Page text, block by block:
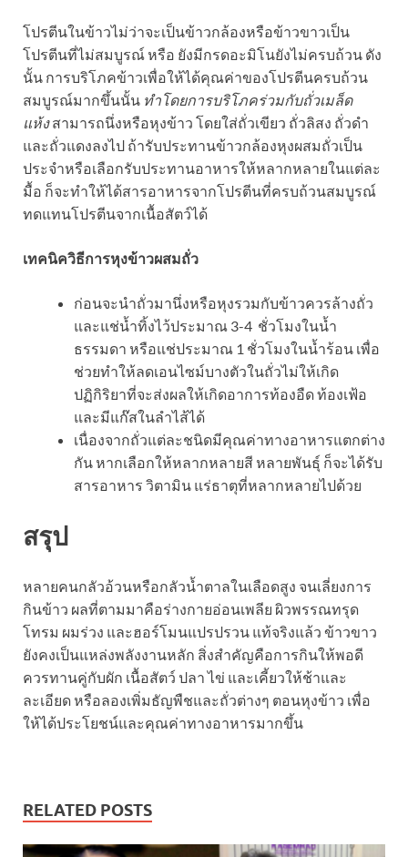
โปรตีนในข้าวไม่ว่าจะเป็นข้าวกล้องหรือข้าวขาวเป็น
โปรตีนที่ไม่สมบูรณ์ หรือ ยังมีกรดอะมิโนยังไม่ครบถ้วน ดัง
นั้น การบริโภคข้าวเพื่อให้ได้คุณค่าของโปรตีนครบถ้วน
สมบูรณ์มากขึ้นนั้น ทำโดยการบริโภคร่วมกับถั่วเมล็ด
แห้งสามารถนึ่งหรือหุงข้าว โดยใส่ถั่วเขียว ถั่วลิสง ถั่วดำ
และถั่วแดงลงไป ถ้ารับประทานข้าวกล้องหุงผสมถั่วเป็น
ประจำหรือเลือกรับประทานอาหารให้หลากหลายในแต่ละ
มื้อ ก็จะทำให้ได้สารอาหารจากโปรตีนที่ครบถ้วนสมบูรณ์
ทดแทนโปรตีนจากเนื้อสัตว์ได้
เทคนิควิธีการหุงข้าวผสมถั่ว
ก่อนจะนำถั่วมานึ่งหรือหุงรวมกับข้าวควรล้างถั่ว
และแช่น้ำทิ้งไว้ประมาณ 3-4 ชั่วโมงในน้ำ
ธรรมดา หรือแช่ประมาณ 1 ชั่วโมงในน้ำร้อน เพื่อ
ช่วยทำให้ลดเอนไซม์บางตัวในถั่วไม่ให้เกิด
ปฏิกิริยาที่จะส่งผลให้เกิดอาการท้องอืด ท้องเฟ้อ
และมีแก๊สในลำไส้ได้
เนื่องจากถั่วแต่ละชนิดมีคุณค่าทางอาหารแตกต่าง
กัน หากเลือกให้หลากหลายสี หลายพันธุ์ ก็จะได้รับ
สารอาหาร วิตามิน แร่ธาตุที่หลากหลายไปด้วย
สรุป
หลายคนกลัวอ้วนหรือกลัวน้ำตาลในเลือดสูง จนเลี่ยงการ
กินข้าว ผลที่ตามมาคือร่างกายอ่อนเพลีย ผิวพรรณทรุด
โทรม ผมร่วง และฮอร์โมนแปรปรวน แท้จริงแล้ว ข้าวขาว
ยังคงเป็นแหล่งพลังงานหลัก สิ่งสำคัญคือการกินให้พอดี
ควรทานคู่กับผัก เนื้อสัตว์ ปลา ไข่ และเคี้ยวให้ช้าและ
ละเอียด หรือลองเพิ่มธัญพืชและถั่วต่างๆ ตอนหุงข้าว เพื่อ
ให้ได้ประโยชน์และคุณค่าทางอาหารมากขึ้น
RELATED POSTS